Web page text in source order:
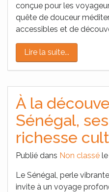
conçue pour les
quête de douceur
accessibles et de
Lire la suite...
À la
Sénégal,
richesse
Publié dans Non classé le
Le Sénégal, perle
invite à un voyage